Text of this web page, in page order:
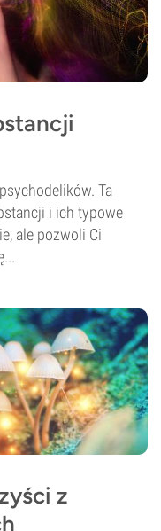
Ta
i ich typowe
ale pozwoli Ci
z